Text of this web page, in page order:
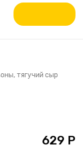
тягучий сыр
629 Р